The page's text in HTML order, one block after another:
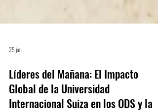
25 jun
Líderes del Mañana: El Impacto